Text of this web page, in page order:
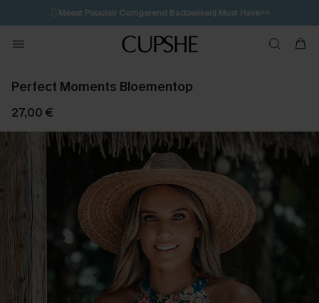
🩱Meest Populair Corrigerend Badpakken| Must Have>>
💌Abonneer je & ontvang tot 15% korting>>
Koop 3, krijg 15% korting | CODE: SW15 1D:13H:1M:19S
Perfect Moments Bloementop
27,00 €